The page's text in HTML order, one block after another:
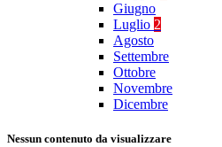
Giugno
Luglio 2
Agosto
Settembre
Ottobre
Novembre
Dicembre
Nessun contenuto da visualizzare